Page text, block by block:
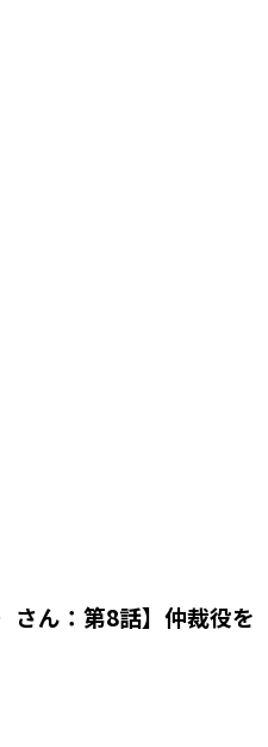
さん：第8話】仲裁役を